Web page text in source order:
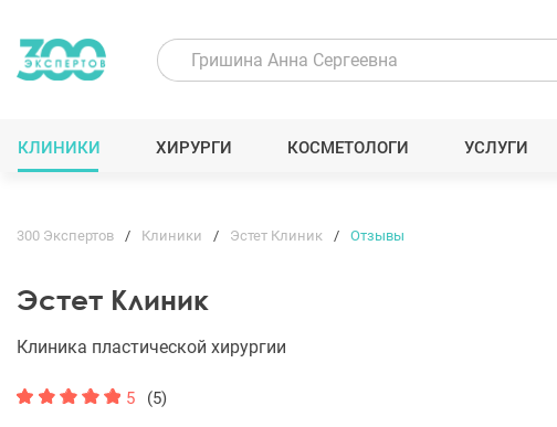
КЛИНИКИ ХИРУРГИ КОСМЕТОЛОГИ УСЛУГИ
300 Экспертов Клиники Эстет Клиник Отзывы
Эстет Клиник
Клиника пластической хирургии
5 (5)